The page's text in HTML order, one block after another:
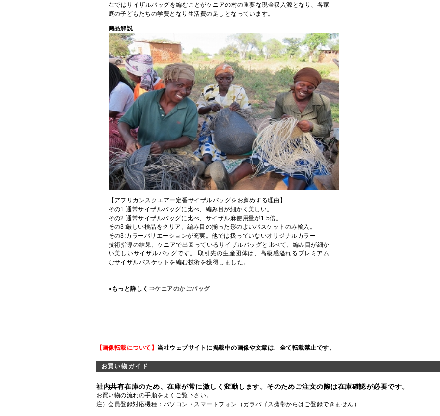
在ではサイザルバッグを編むことがケニアの村の重要な現金収入源となり、各家
庭の子どもたちの学費となり生活費の足しとなっています。
商品解説
【アフリカンスクエアー定番サイザルバッグをお薦めする理由】
その1:通常サイザルバッグに比べ、編み目が細かく美しい。
その2:通常サイザルバッグに比べ、サイザル麻使用量が1.5倍。
その3:厳しい検品をクリア。編み目の揃った形のよいバスケットのみ輸入。
その3:カラーバリエーションが充実。他では扱っていないオリジナルカラー
技術指導の結果、ケニアで出回っているサイザルバッグと比べて、編み目が細か
い美しいサイザルバッグです。 取引先の生産団体は、高級感溢れるプレミアム
なサイザルバスケットを編む技術を獲得しました。
●もっと詳しく⇒ケニアのかごバッグ
【画像転載について】 当社ウェブサイトに掲載中の画像や文章は、全て転載禁止です。
お買い物ガイド
社内共有在庫のため、在庫が常に激しく変動します。そのためご注文の際は在庫確認が必要です。
お買い物の流れの手順をよくご覧下さい。
注）会員登録対応機種：パソコン・スマートフォン（ガラパゴス携帯からはご登録できません）